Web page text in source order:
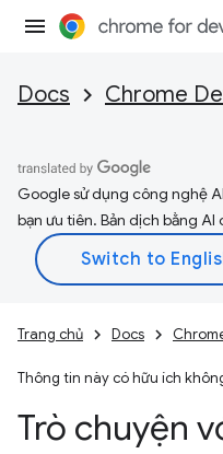
Docs Chrome
Google sử dụng công nghệ
bạn ưu tiên. Bản dịch bằng AI
Trang chủ Docs
Thông tin này có hữu ích
Trò chuyện